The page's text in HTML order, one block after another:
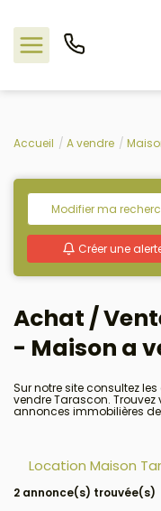
Nos offres
L'agence
Rejoindre
Estimation
Avis clients
Accueil A vendre
Modifier ma
Créer une
Achat /
- Maison a
Sur notre site consultez
vendre Tarascon.
annonces immobilières de
Location Maison
2 annonce(s) trouvée(s)